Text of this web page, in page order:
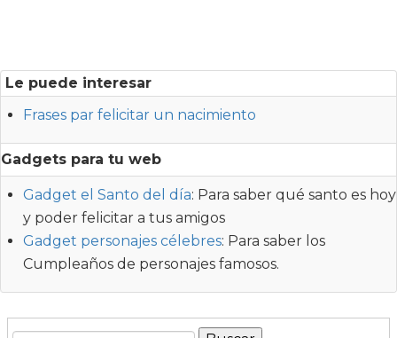
Le puede interesar
Frases par felicitar un nacimiento
Gadgets para tu web
Gadget el Santo del día: Para saber qué santo es hoy
y poder felicitar a tus amigos
Gadget personajes célebres: Para saber los
Cumpleaños de personajes famosos.